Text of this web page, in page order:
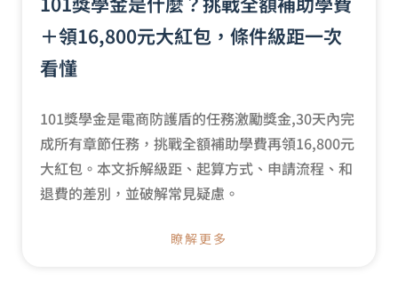
＋領16,800元大紅包，條件級距一次
看懂
101獎學金是電商防護盾的任務激勵獎金,30天內完
成所有章節任務，挑戰全額補助學費再領16,800元
大紅包。本文拆解級距、起算方式、申請流程、和
退費的差別，並破解常見疑慮。
瞭解更多